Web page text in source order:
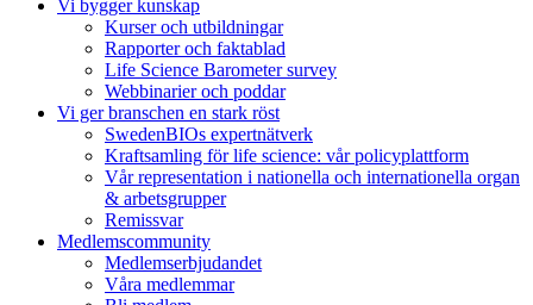
Vi bygger kunskap
Kurser och utbildningar
Rapporter och faktablad
Life Science Barometer survey
Webbinarier och poddar
Vi ger branschen en stark röst
SwedenBIOs expertnätverk
Kraftsamling för life science: vår policyplattform
Vår representation i nationella och internationella organ
& arbetsgrupper
Remissvar
Medlemscommunity
Medlemserbjudandet
Våra medlemmar